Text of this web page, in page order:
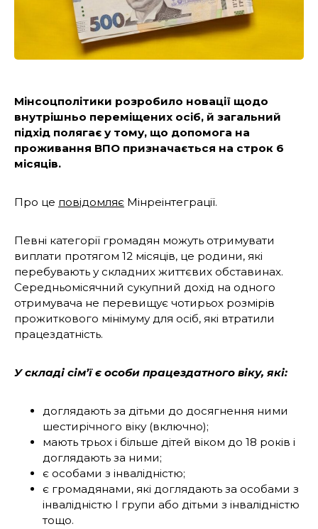
Мінсоцполітики розробило новації щодо
внутрішньо переміщених осіб, й загальний
підхід полягає у тому, що допомога на
проживання ВПО призначається на строк 6
місяців.
Про це повідомляє Мінреінтеграції.
Певні категорії громадян можуть отримувати
виплати протягом 12 місяців, це родини, які
перебувають у складних життєвих обставинах.
Середньомісячний сукупний дохід на одного
отримувача не перевищує чотирьох розмірів
прожиткового мінімуму для осіб, які втратили
працездатність.
У складі сім’ї є особи працездатного віку, які:
доглядають за дітьми до досягнення ними
шестирічного віку (включно);
мають трьох і більше дітей віком до 18 років і
доглядають за ними;
є особами з інвалідністю;
є громадянами, які доглядають за особами з
інвалідністю I групи або дітьми з інвалідністю
тощо.